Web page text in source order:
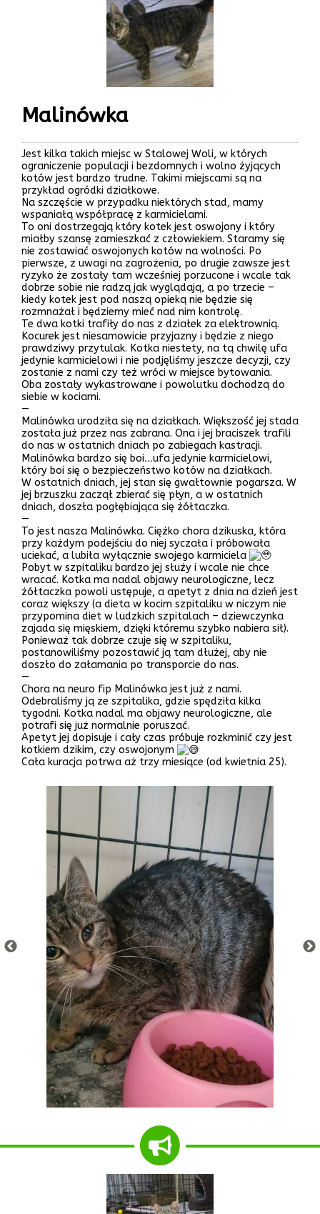
Malinówka
Jest kilka takich miejsc w Stalowej Woli, w których
ograniczenie populacji i bezdomnych i wolno żyjących
kotów jest bardzo trudne. Takimi miejscami są na
przykład ogródki działkowe.
Na szczęście w przypadku niektórych stad, mamy
wspaniałą współpracę z karmicielami.
To oni dostrzegają który kotek jest oswojony i który
miałby szansę zamieszkać z człowiekiem. Staramy się
nie zostawiać oswojonych kotów na wolności. Po
pierwsze, z uwagi na zagrożenia, po drugie zawsze jest
ryzyko że zostały tam wcześniej porzucone i wcale tak
dobrze sobie nie radzą jak wyglądają, a po trzecie –
kiedy kotek jest pod naszą opieką nie będzie się
rozmnażał i będziemy mieć nad nim kontrolę.
Te dwa kotki trafiły do nas z działek za elektrownią.
Kocurek jest niesamowicie przyjazny i będzie z niego
prawdziwy przytulak. Kotka niestety, na tą chwilę ufa
jedynie karmicielowi i nie podjęliśmy jeszcze decyzji, czy
zostanie z nami czy też wróci w miejsce bytowania.
Oba zostały wykastrowane i powolutku dochodzą do
siebie w kociarni.
—
Malinówka urodziła się na działkach. Większość jej stada
została już przez nas zabrana. Ona i jej braciszek trafili
do nas w ostatnich dniach po zabiegach kastracji.
Malinówka bardzo się boi…ufa jedynie karmicielowi,
który boi się o bezpieczeństwo kotów na działkach.
W ostatnich dniach, jej stan się gwałtownie pogarsza. W
jej brzuszku zaczął zbierać się płyn, a w ostatnich
dniach, doszła pogłębiająca się żółtaczka.
—
To jest nasza Malinówka. Ciężko chora dzikuska, która
przy każdym podejściu do niej syczała i próbowała
uciekać, a lubiła wyłącznie swojego karmiciela
Pobyt w szpitaliku bardzo jej służy i wcale nie chce
wracać. Kotka ma nadal objawy neurologiczne, lecz
żółtaczka powoli ustępuje, a apetyt z dnia na dzień jest
coraz większy (a dieta w kocim szpitaliku w niczym nie
przypomina diet w ludzkich szpitalach – dziewczynka
zajada się mięskiem, dzięki któremu szybko nabiera sił).
Ponieważ tak dobrze czuje się w szpitaliku,
postanowiliśmy pozostawić ją tam dłużej, aby nie
doszło do załamania po transporcie do nas.
—
Chora na neuro fip Malinówka jest już z nami.
Odebraliśmy ją ze szpitalika, gdzie spędziła kilka
tygodni. Kotka nadal ma objawy neurologiczne, ale
potrafi się już normalnie poruszać.
Apetyt jej dopisuje i cały czas próbuje rozkminić czy jest
kotkiem dzikim, czy oswojonym
Cała kuracja potrwa aż trzy miesiące (od kwietnia 25).